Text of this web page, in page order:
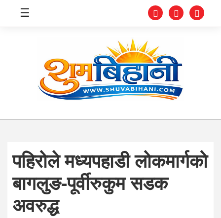
स्वास्थ्य
शिक्षा
संघीय
प्रविधि
जीवनशैली
☰
पहिरोले मध्यपहाडी लोकमार्गको
बागलुङ-पूर्वीरुकुम सडक
अवरुद्ध